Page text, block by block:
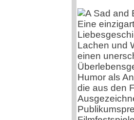
Eine
Lachen und
einen
Humor als
die aus den